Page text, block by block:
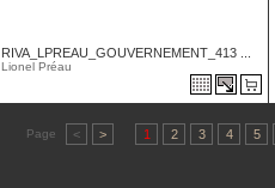
RIVA_LPREAU_GOUVERNEMENT_413 ...
Lionel Préau
Page < > 1 2 3 4 5